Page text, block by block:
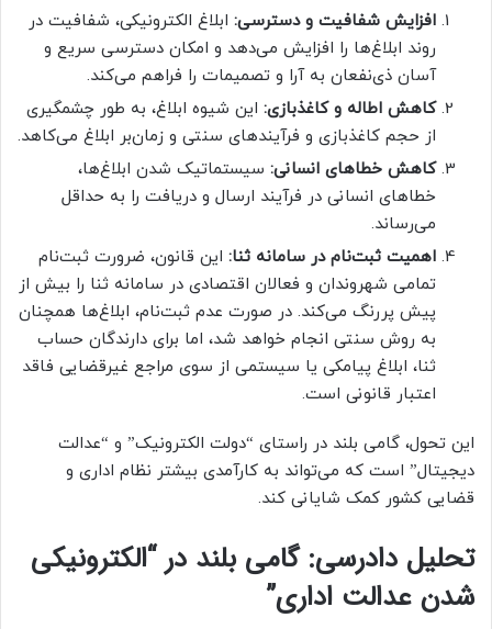
افزایش شفافیت و دسترسی: ابلاغ الکترونیکی، شفافیت در
روند ابلاغ‌ها را افزایش می‌دهد و امکان دسترسی سریع و
آسان ذی‌نفعان به آرا و تصمیمات را فراهم می‌کند.
کاهش اطاله و کاغذبازی: این شیوه ابلاغ، به طور چشمگیری
از حجم کاغذبازی و فرآیندهای سنتی و زمان‌بر ابلاغ می‌کاهد.
کاهش خطاهای انسانی: سیستماتیک شدن ابلاغ‌ها،
خطاهای انسانی در فرآیند ارسال و دریافت را به حداقل
می‌رساند.
اهمیت ثبت‌نام در سامانه ثنا: این قانون، ضرورت ثبت‌نام
تمامی شهروندان و فعالان اقتصادی در سامانه ثنا را بیش از
پیش پررنگ می‌کند. در صورت عدم ثبت‌نام، ابلاغ‌ها همچنان
به روش سنتی انجام خواهد شد، اما برای دارندگان حساب
ثنا، ابلاغ پیامکی یا سیستمی از سوی مراجع غیرقضایی فاقد
اعتبار قانونی است.
این تحول، گامی بلند در راستای “دولت الکترونیک” و “عدالت
دیجیتال” است که می‌تواند به کارآمدی بیشتر نظام اداری و
قضایی کشور کمک شایانی کند.
تحلیل دادرسی: گامی بلند در “الکترونیکی
شدن عدالت اداری”